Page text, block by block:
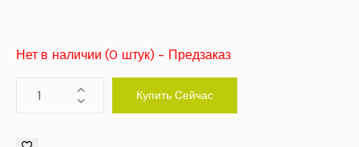
Нет в наличии (0 штук) - Предзаказ
Купить Сейчас